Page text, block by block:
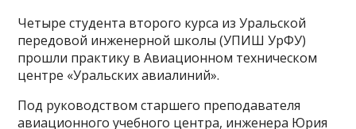
Четыре студента второго курса из Уральской
передовой инженерной школы (УПИШ УрФУ)
прошли практику в Авиационном техническом
центре «Уральских авиалиний».
Под руководством старшего преподавателя
авиационного учебного центра, инженера Юрия